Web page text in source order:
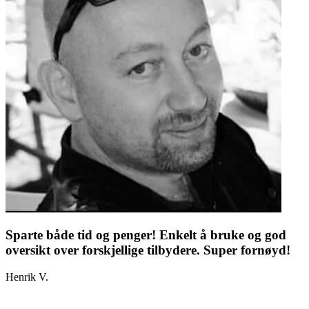
Sparte både tid og penger! Enkelt å bruke og god
oversikt over forskjellige tilbydere. Super fornøyd!
Henrik V.